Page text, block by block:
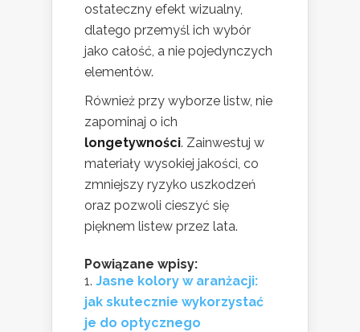
ostateczny efekt wizualny,
dlatego przemyśl ich wybór
jako całość, a nie pojedynczych
elementów.
Również przy wyborze listw, nie
zapominaj o ich
longetywności. Zainwestuj w
materiały wysokiej jakości, co
zmniejszy ryzyko uszkodzeń
oraz pozwoli cieszyć się
pięknem listew przez lata.
Powiązane wpisy:
Jasne kolory w aranżacji:
jak skutecznie wykorzystać
je do optycznego